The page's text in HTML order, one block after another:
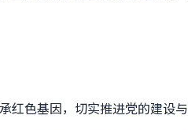
色基因，切实推进党的建设与